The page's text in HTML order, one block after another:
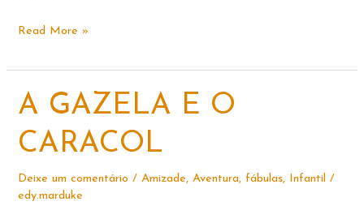
PEQUENAS
COM
GRANDES
FINAIS
Read More »
A GAZELA E O
CARACOL
Deixe um comentário /Amizade,Aventura, fábulas, Infantil /
edy.marduke